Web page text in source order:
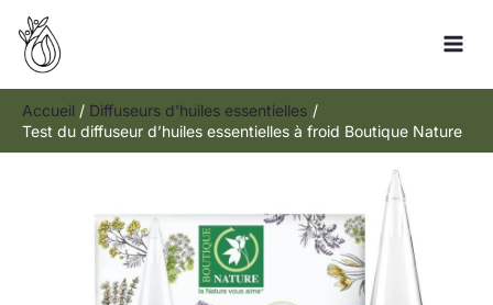
Aller
contenu
Accueil
Diffuseurs d'huiles essentielles
Test du diffuseur d’huiles essentielles à froid Boutique Nature
Rechercher